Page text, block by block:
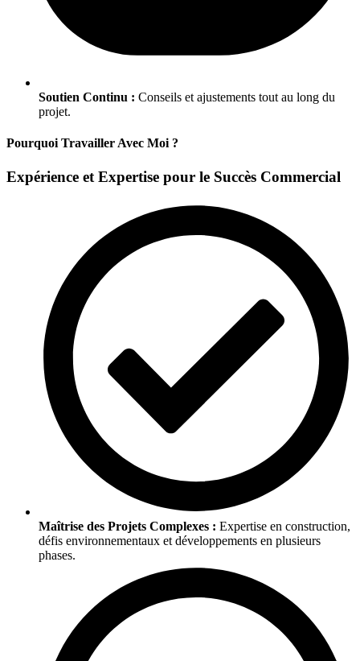
Soutien Continu : Conseils et ajustements tout au long du
projet.
Pourquoi Travailler Avec Moi ?
Expérience et Expertise pour le Succès Commercial
Maîtrise des Projets Complexes : Expertise en construction,
défis environnementaux et développements en plusieurs
phases.